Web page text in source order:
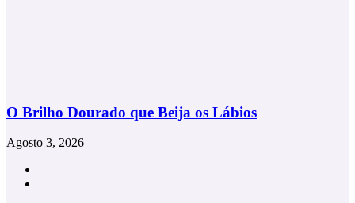
O Brilho Dourado que Beija os Lábios
Agosto 3, 2026